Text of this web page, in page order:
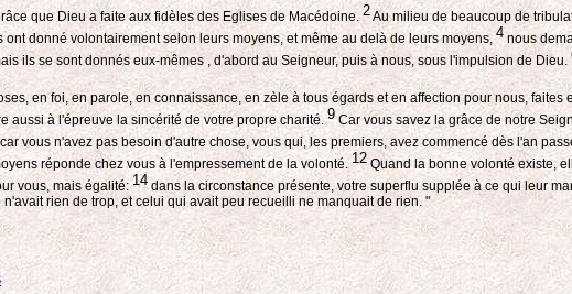
que Dieu a faite aux fidèles des Eglises de Macédoine. 2Au milieu de beaucoup de
ont donné volontairement selon leurs moyens, et même au delà de leurs moyens, 4 nous
ils se sont donnés eux-mêmes , d'abord au Seigneur, puis à nous, sous l'impulsion de Dieu.
en foi, en parole, en connaissance, en zèle à tous égards et en affection pour nous,
aussi à l'épreuve la sincérité de votre propre charité.9Car vous savez la grâce de notre
vous n'avez pas besoin d'autre chose, vous qui, les premiers, avez commencé dès l'an
réponde chez vous à l'empressement de la volonté. 12 Quand la bonne volonté existe,
vous, mais égalité: 14dans la circonstance présente, votre superflu supplée à ce qui leur
rien de trop, et celui qui avait peu recueilli ne manquait de rien. "